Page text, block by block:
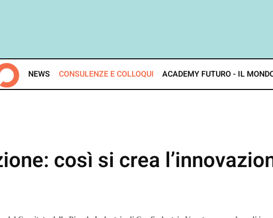
NEWS CONSULENZE E COLLOQUI ACADEMY FUTURO - IL
così si crea